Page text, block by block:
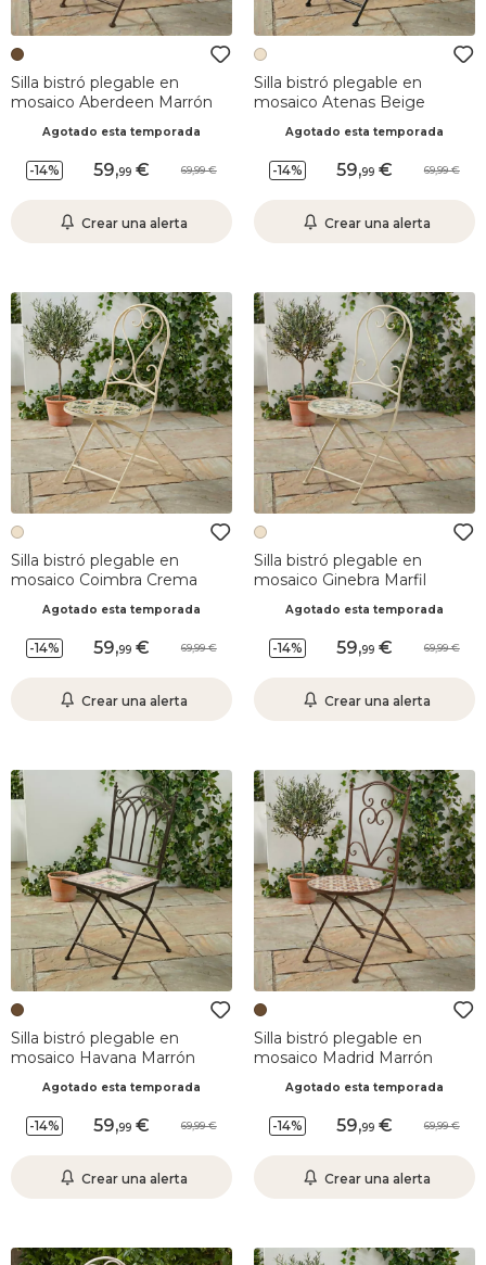
Silla bistró plegable en
mosaico Aberdeen Marrón
Agotado esta temporada
-14% 59,99 69,99
Crear una alerta
Silla bistró plegable en
mosaico Atenas Beige
Agotado esta temporada
-14% 59,99 69,99
Crear una alerta
Silla bistró plegable en
mosaico Coimbra Crema
Agotado esta temporada
-14% 59,99 69,99
Crear una alerta
Silla bistró plegable en
mosaico Ginebra Marfil
Agotado esta temporada
-14% 59,99 69,99
Crear una alerta
Silla bistró plegable en
mosaico Havana Marrón
Agotado esta temporada
-14% 59,99 69,99
Crear una alerta
Silla bistró plegable en
mosaico Madrid Marrón
Agotado esta temporada
-14% 59,99 69,99
Crear una alerta